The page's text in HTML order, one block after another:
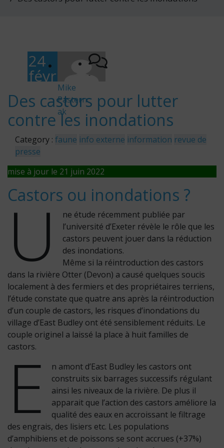
24
févr
202
0
Mike
Pastern
ak
-
Des castors pour lutter
contre les inondations
Category : faune info externe information revue de
presse
mise à jour le 21 juin 2022
Castors ou inondations ?
U
ne étude récemment publiée par
l’université d’Exeter révèle le rôle que les
castors peuvent jouer dans la réduction
des inondations.
Même si la réintroduction des castors
dans la rivière Otter (Devon) a causé quelques soucis
localement à des fermiers et des propriétaires terriens,
l’étude constate que quatre ans après la réintroduction
d’un couple de castors, les risques d’inondations du
village d’East Budley ont été sensiblement réduits. Le
couple originel a laissé la place à huit familles de
castors.
E
n amont d’East Budley les castors ont
construits six barrages successifs régulant
ainsi les niveaux de la rivière. De plus il
apparait que l’action des castors améliore la
qualité des eaux en accroissant le filtrage
des engrais, des lisiers etc. Les populations
d’amphibiens et de poissons se sont accrues (+37%)